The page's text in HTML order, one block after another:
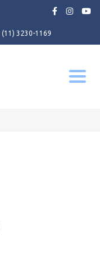
(11) 3230-1169
Toggle